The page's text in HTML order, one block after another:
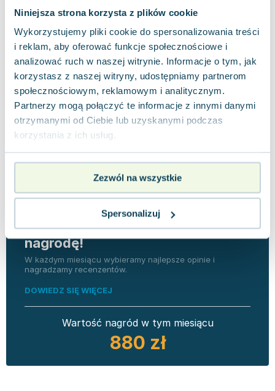
Niniejsza strona korzysta z plików cookie
Wykorzystujemy pliki cookie do spersonalizowania treści
i reklam, aby oferować funkcje społecznościowe i
analizować ruch w naszej witrynie. Informacje o tym, jak
korzystasz z naszej witryny, udostępniamy partnerom
społecznościowym, reklamowym i analitycznym.
Partnerzy mogą połączyć te informacje z innymi danymi
otrzymanymi od Ciebie lub uzyskanymi podczas
korzystania z ich usług.
Zezwól na wszystkie
Spersonalizuj
Opinie
użytkowników
0.0 0 ocen i 0
recenzji
Napisz opinię o książce i wygraj
nagrodę!
W każdym miesiącu wybieramy najlepsze opinie i
nagradzamy recenzentów.
DOWIEDZ SIĘ WIĘCEJ
Wartość nagród w tym miesiącu
880 zł